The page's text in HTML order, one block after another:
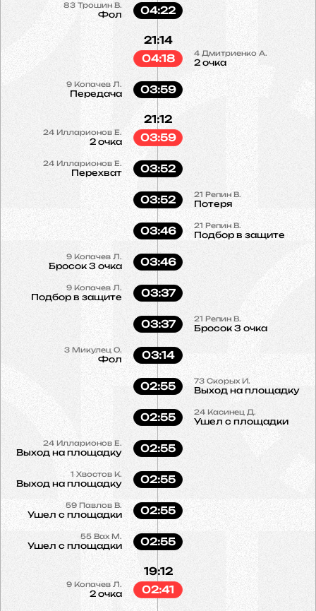
83 Трошин В.
Фол 04:22
4 Дмитриенко А.
2 очка
21:14
04:18
9 Копачев Л.
Передача 03:59
24 Илларионов Е.
2 очка
21:12
03:59
24 Илларионов Е.
Перехват 03:52
21 Репин В.
Потеря
03:52
21 Репин В.
Подбор в защите
03:46
9 Копачев Л.
Бросок 3 очка 03:46
9 Копачев Л.
Подбор в защите 03:37
21 Репин В.
Бросок 3 очка
03:37
3 Микулец О.
Фол 03:14
73 Скорых И.
Выход на площадку
02:55
24 Касинец Д.
Ушел с площадки
02:55
24 Илларионов Е.
Выход на площадку 02:55
1Хвостов К.
Выход на площадку 02:55
59 Павлов В.
Ушел с площадки 02:55
55 Вах М.
Ушел с площадки 02:55
9 Копачев Л.
2 очка
19:12
02:41